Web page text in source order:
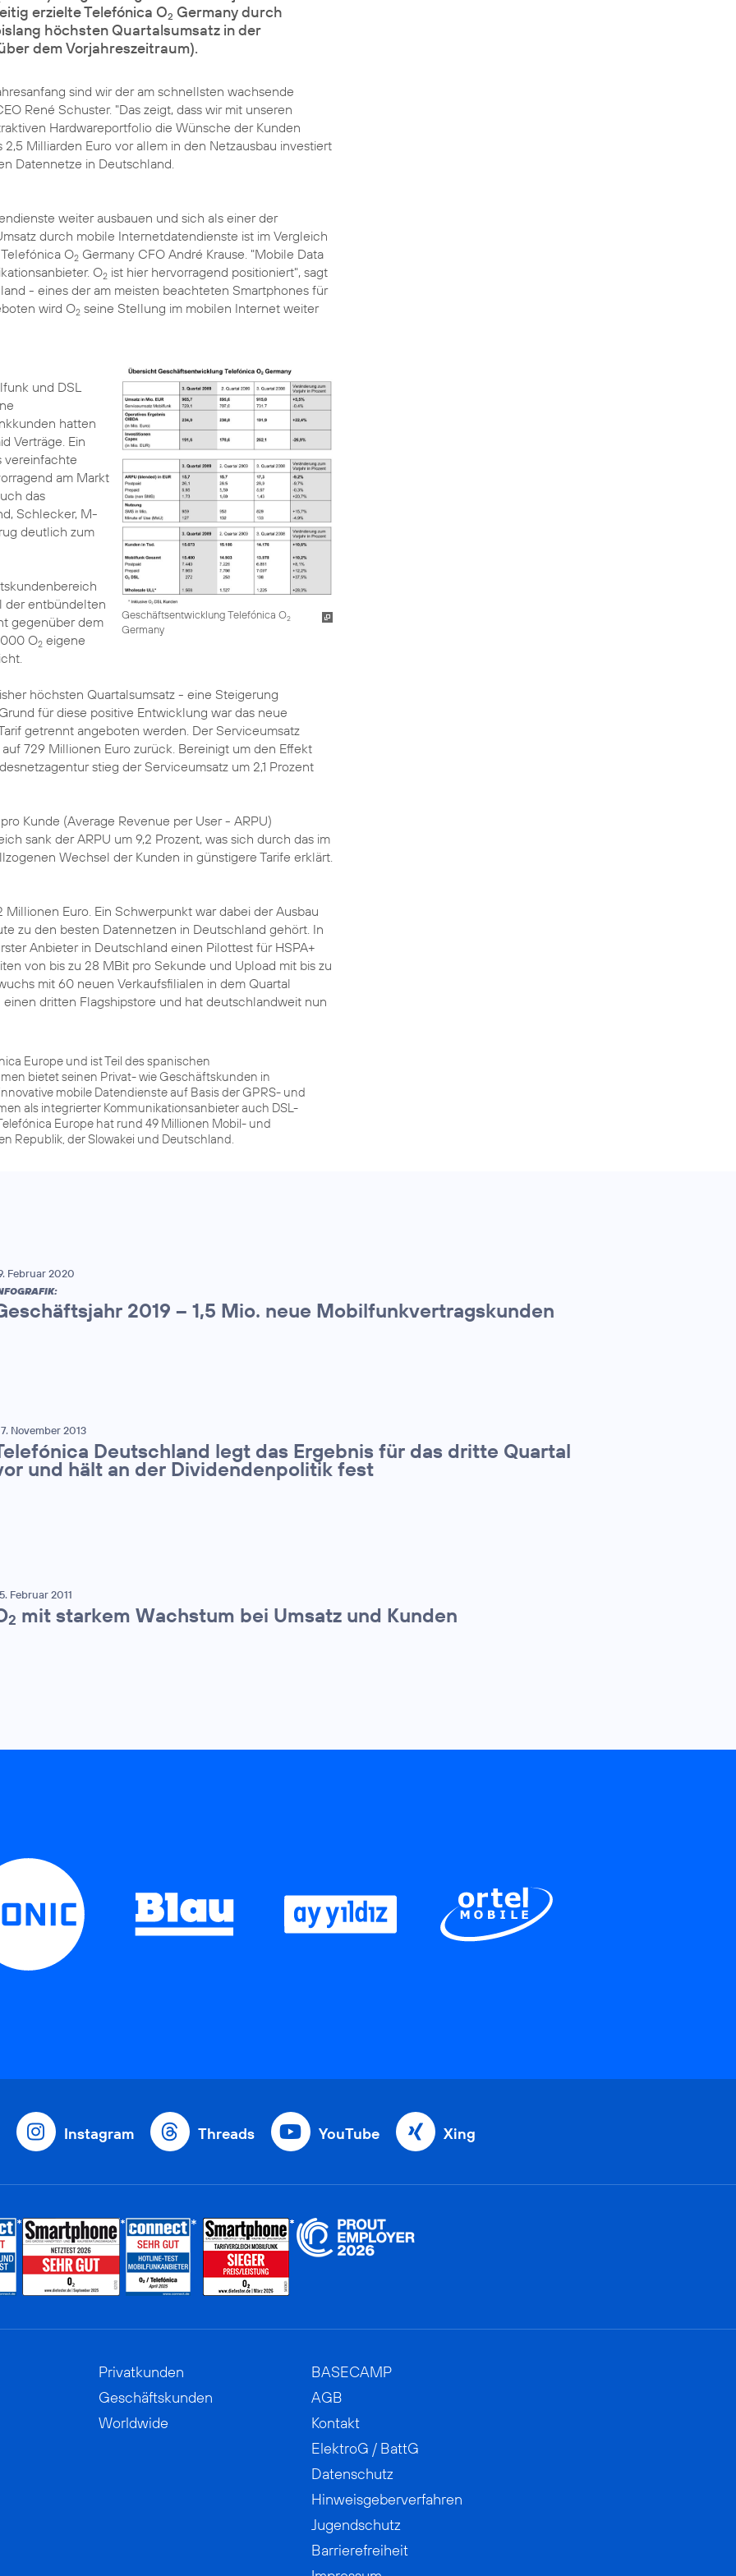
erzielte Telefónica O2 Germany durch
höchsten Quartalsumsatz in der
dem Vorjahreszeitraum).
sind wir der am schnellsten wachsende
René Schuster. "Das zeigt, dass wir mit unseren
Hardwareportfolio die Wünsche der Kunden
Milliarden Euro vor allem in den Netzausbau investiert
Datennetze in Deutschland.
weiter ausbauen und sich als einer der
durch mobile Internetdatendienste ist im Vergleich
O2 Germany CFO André Krause. "Mobile Data
O2 ist hier hervorragend positioniert", sagt
- eines der am meisten beachteten Smartphones für
wird O2 seine Stellung im mobilen Internet weiter
Geschäftsentwicklung Telefónica O2
Germany
und DSL
hatten
Verträge. Ein
vereinfachte
am Markt
das
Schlecker, M-
deutlich zum
der entbündelten
gegenüber dem
O2 eigene
höchsten Quartalsumsatz - eine Steigerung
für diese positive Entwicklung war das neue
getrennt angeboten werden. Der Serviceumsatz
729 Millionen Euro zurück. Bereinigt um den Effekt
stieg der Serviceumsatz um 2,1 Prozent
Kunde (Average Revenue per User - ARPU)
sank der ARPU um 9,2 Prozent, was sich durch das im
Wechsel der Kunden in günstigere Tarife erklärt.
Euro. Ein Schwerpunkt war dabei der Ausbau
zu den besten Datennetzen in Deutschland gehört. In
Anbieter in Deutschland einen Pilottest für HSPA+
von bis zu 28 MBit pro Sekunde und Upload mit bis zu
mit 60 neuen Verkaufsfilialen in dem Quartal
einen dritten Flagshipstore und hat deutschlandweit nun
Europe und ist Teil des spanischen
bietet seinen Privat- wie Geschäftskunden in
mobile Datendienste auf Basis der GPRS- und
als integrierter Kommunikationsanbieter auch DSL-
Europe hat rund 49 Millionen Mobil- und
Republik, der Slowakei und Deutschland.
Februar 2020
2019 – 1,5 Mio. neue Mobilfunkvertragskunden
November 2013
Deutschland legt das Ergebnis für das dritte Quartal
und hält an der Dividendenpolitik fest
Februar 2011
2 mit starkem Wachstum bei Umsatz und Kunden
Instagram Threads YouTube Xing
Privatkunden
Geschäftskunden
Worldwide
BASECAMP
AGB
Kontakt
ElektroG / BattG
Datenschutz
Hinweisgeberverfahren
Jugendschutz
Barrierefreiheit